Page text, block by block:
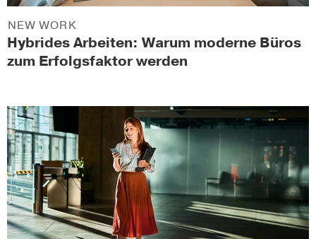
Hybrides Arbeiten: Warum moderne Büros
zum Erfolgsfaktor werden
NEW WORK